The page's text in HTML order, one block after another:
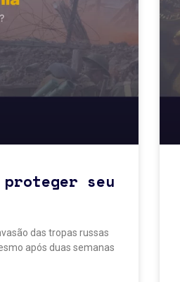
proteger seu
das tropas russas
após duas semanas